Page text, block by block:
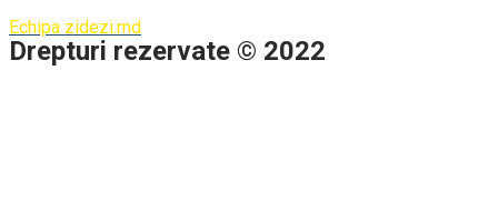
Echipa zidezi.md
Drepturi rezervate © 2022